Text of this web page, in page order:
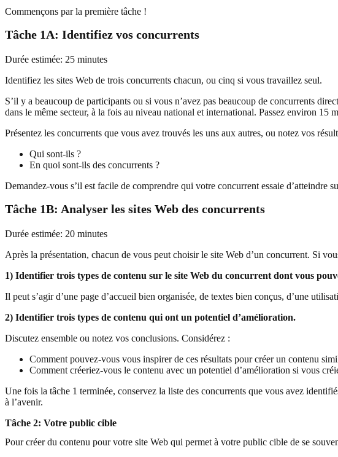
Commençons par la première tâche !
Tâche 1A: Identifiez vos concurrents
Durée estimée: 25 minutes
Identifiez les sites Web de trois concurrents chacun, ou cinq si vous travaillez seul.
S’il y a beaucoup de participants ou si vous n’avez pas beaucoup de concurrents
dans le même secteur, à la fois au niveau national et international. Passez environ 15
Présentez les concurrents que vous avez trouvés les uns aux autres, ou notez vos
Qui sont-ils ?
En quoi sont-ils des concurrents ?
Demandez-vous s’il est facile de comprendre qui votre concurrent essaie d’atteindre
Tâche 1B: Analyser les sites Web des concurrents
Durée estimée: 20 minutes
Après la présentation, chacun de vous peut choisir le site Web d’un concurrent. Si
1) Identifier trois types de contenu sur le site Web du concurrent dont vous
Il peut s’agir d’une page d’accueil bien organisée, de textes bien conçus, d’une
2) Identifier trois types de contenu qui ont un potentiel d’amélioration.
Discutez ensemble ou notez vos conclusions. Considérez :
Comment pouvez-vous vous inspirer de ces résultats pour créer un contenu
Comment créeriez-vous le contenu avec un potentiel d’amélioration si vous
Une fois la tâche 1 terminée, conservez la liste des concurrents que vous avez
à l’avenir.
Tâche 2: Votre public cible
Pour créer du contenu pour votre site Web qui permet à votre public cible de se